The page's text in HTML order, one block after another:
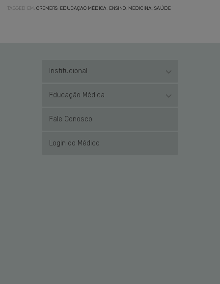
TAGGED EM: CREMERS EDUCAÇÃO MÉDICA ENSINO MEDICINA SAÚDE
Institucional
Educação Médica
Fale Conosco
Login do Médico